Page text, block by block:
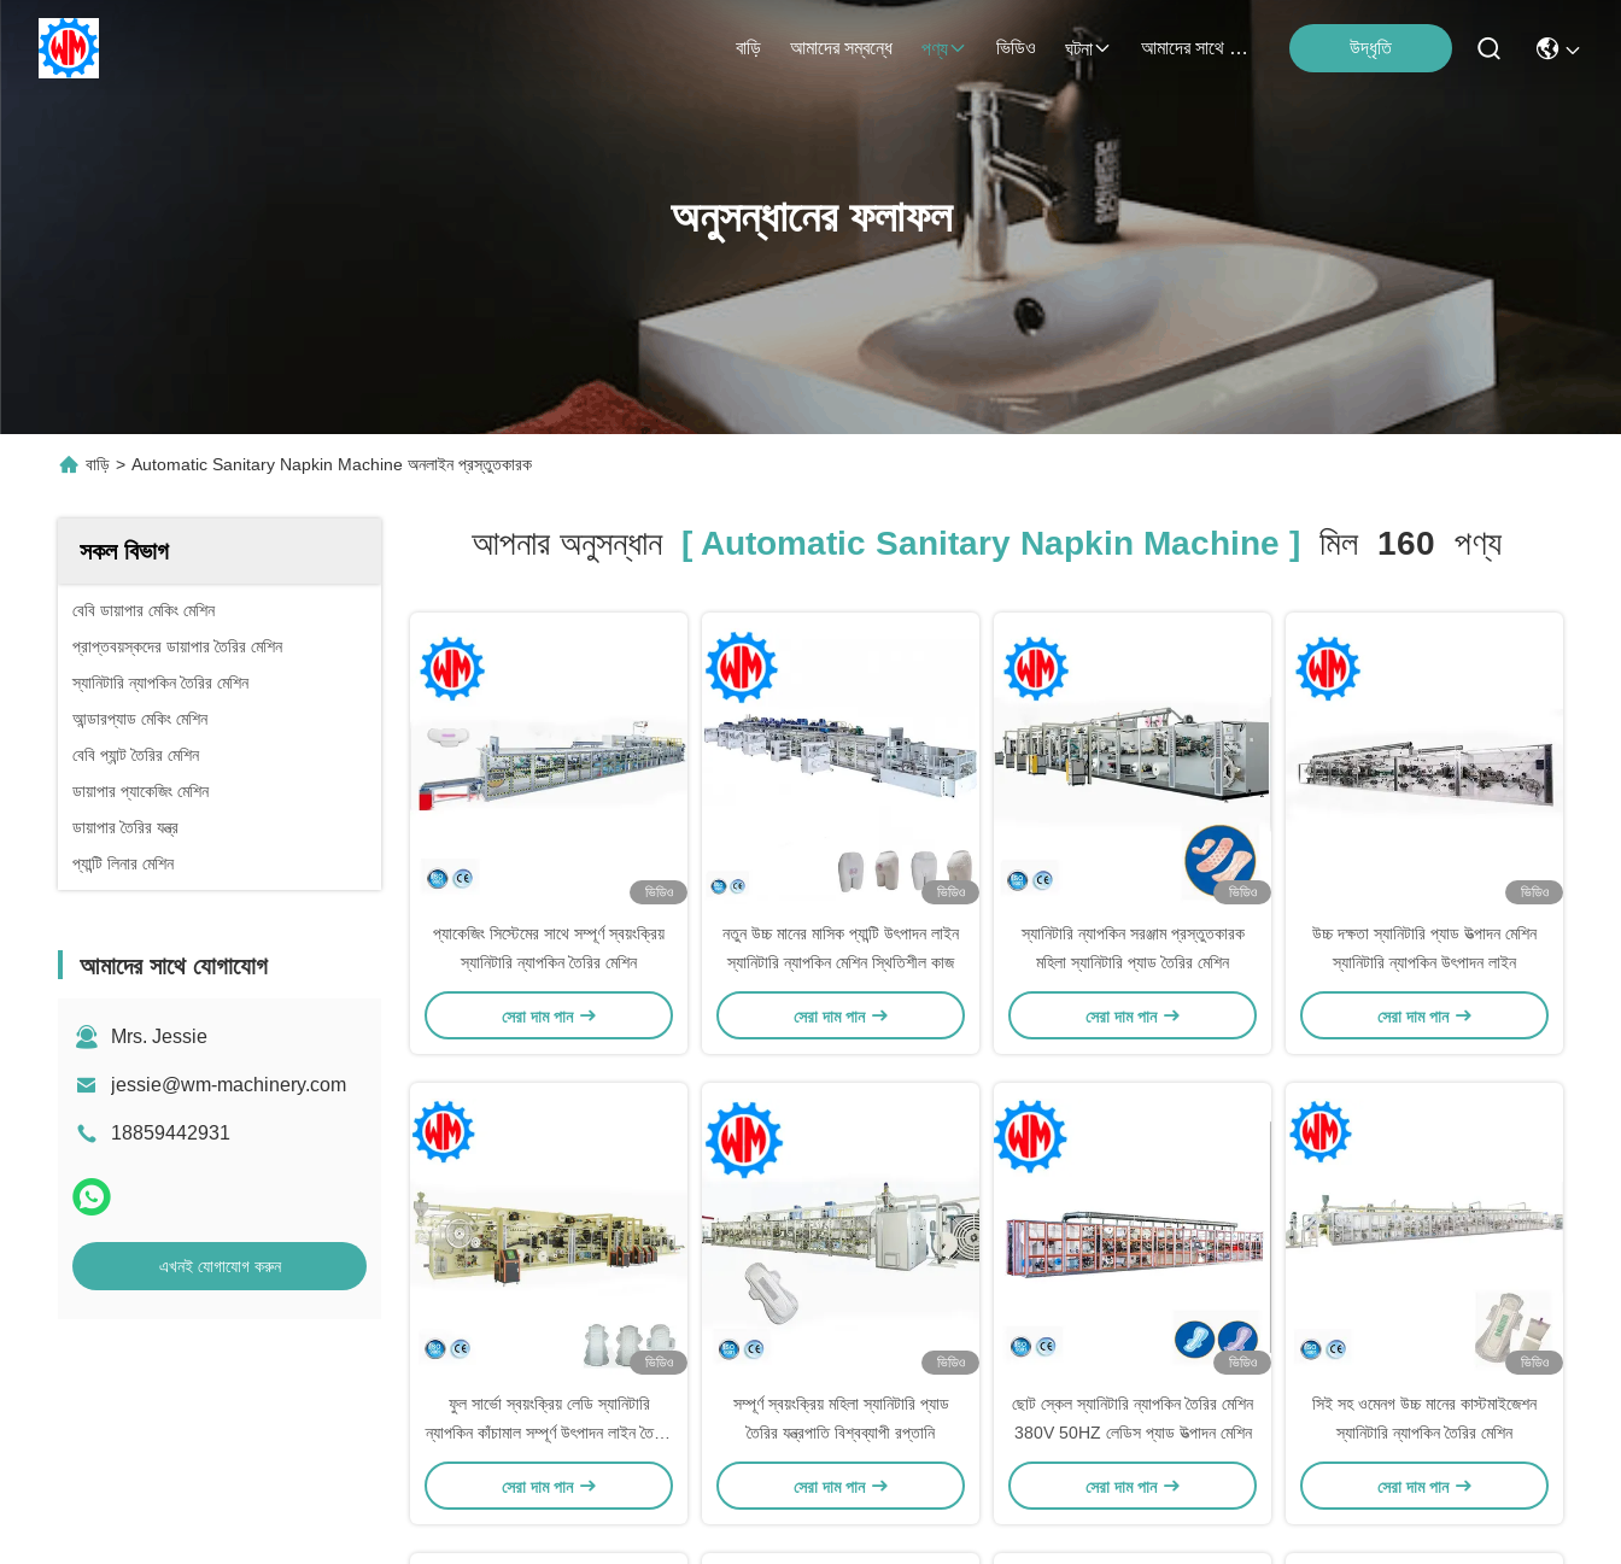
বাড়ি আমাদের সম্বন্ধে পণ্য ভিডিও ঘটনা আমাদের সাথে যোগাযোগ উদ্ধৃতি
অনুসন্ধানের ফলাফল
বাড়ি > Automatic Sanitary Napkin Machine অনলাইন প্রস্তুতকারক
সকল বিভাগ
বেবি ডায়াপার মেকিং মেশিন
প্রাপ্তবয়স্কদের ডায়াপার তৈরির মেশিন
স্যানিটারি ন্যাপকিন তৈরির মেশিন
আন্ডারপ্যাড মেকিং মেশিন
বেবি প্যান্ট তৈরির মেশিন
ডায়াপার প্যাকেজিং মেশিন
ডায়াপার তৈরির যন্ত্র
প্যান্টি লিনার মেশিন
আমাদের সাথে যোগাযোগ
Mrs. Jessie
jessie@wm-machinery.com
18859442931
এখনই যোগাযোগ করুন
আপনার অনুসন্ধান[ Automatic Sanitary Napkin Machine ] মিল 160 পণ্য
ভিডিও
প্যাকেজিং সিস্টেমের সাথে সম্পূর্ণ স্বয়ংক্রিয়
স্যানিটারি ন্যাপকিন তৈরির মেশিন
সেরা দাম পান
ভিডিও
নতুন উচ্চ মানের মাসিক প্যান্টি উৎপাদন লাইন
স্যানিটারি ন্যাপকিন মেশিন স্থিতিশীল কাজ
সেরা দাম পান
ভিডিও
স্যানিটারি ন্যাপকিন সরঞ্জাম প্রস্তুতকারক
মহিলা স্যানিটারি প্যাড তৈরির মেশিন
সেরা দাম পান
ভিডিও
উচ্চ দক্ষতা স্যানিটারি প্যাড উত্পাদন মেশিন
স্যানিটারি ন্যাপকিন উৎপাদন লাইন
সেরা দাম পান
ভিডিও
ফুল সার্ভো স্বয়ংক্রিয় লেডি স্যানিটারি
ন্যাপকিন কাঁচামাল সম্পূর্ণ উৎপাদন লাইন তৈরীর
মেশিন
সেরা দাম পান
ভিডিও
সম্পূর্ণ স্বয়ংক্রিয় মহিলা স্যানিটারি প্যাড
তৈরির যন্ত্রপাতি বিশ্বব্যাপী রপ্তানি
সেরা দাম পান
ভিডিও
ছোট স্কেল স্যানিটারি ন্যাপকিন তৈরির মেশিন
380V 50HZ লেডিস প্যাড উত্পাদন মেশিন
সেরা দাম পান
ভিডিও
সিই সহ ওমেনগ উচ্চ মানের কাস্টমাইজেশন
স্যানিটারি ন্যাপকিন তৈরির মেশিন
সেরা দাম পান